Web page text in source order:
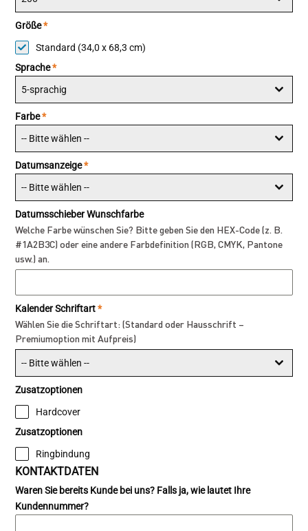
Größe*
Standard (34,0 x 68,3 cm)
Sprache*
5-sprachig
Farbe*
-- Bitte wählen --
Datumsanzeige*
-- Bitte wählen --
Datumsschieber Wunschfarbe
Welche Farbe wünschen Sie? Bitte geben Sie den HEX-Code (z. B.
#1A2B3C) oder eine andere Farbdefinition (RGB, CMYK, Pantone
usw.) an.
Kalender Schriftart*
Wählen Sie die Schriftart: (Standard oder Hausschrift –
Premiumoption mit Aufpreis)
-- Bitte wählen --
Zusatzoptionen
Hardcover
Zusatzoptionen
Ringbindung
KONTAKTDATEN
Waren Sie bereits Kunde bei uns? Falls ja, wie lautet Ihre
Kundennummer?